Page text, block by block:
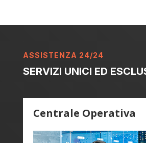
ASSISTENZA 24/24
SERVIZI UNICI ED
Centrale Operativa